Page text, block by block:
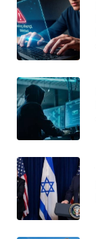
WAHANANEWS
CO ID
WAHANANEWS
NET
WAHANA
SPORT
WAHANA
UMKM